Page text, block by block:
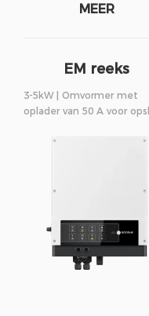
MEER
EM reeks
3-5kW | Omvormer met
oplader van 50 A voor